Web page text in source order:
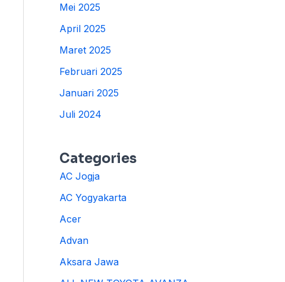
Mei 2025
April 2025
Maret 2025
Februari 2025
Januari 2025
Juli 2024
Categories
AC Jogja
AC Yogyakarta
Acer
Advan
Aksara Jawa